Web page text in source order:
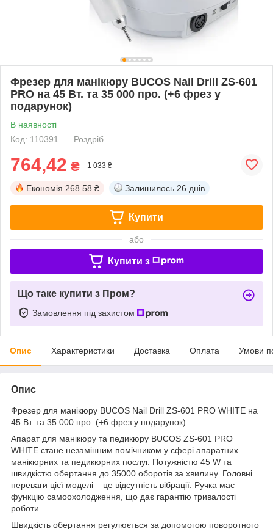
Фрезер для манікюру BUCOS Nail Drill ZS-601
PRO на 45 Вт. та 35 000 про. (+6 фрез у
подарунок)
В наявності
Код: 110391
Роздріб
764,42 ₴ 1 033 ₴
Економія 268.58 ₴ Залишилось 26 днів
Купити
або
Купити з
Що таке купити з Пром?
Замовлення під захистом
Опис Характеристики Доставка Оплата Умови
Опис
Фрезер для манікюру BUCOS Nail Drill ZS-601 PRO WHITE на
45 Вт. та 35 000 про. (+6 фрез у подарунок)
Апарат для манікюру та педикюру BUCOS ZS-601 PRO
WHITE стане незамінним помічником у сфері апаратних
манікюрних та педикюрних послуг. Потужністю 45 W та
швидкістю обертання до 35000 оборотів за хвилину. Головні
переваги цієї моделі – це відсутність вібрації. Ручка має
функцію самоохолодження, що дає гарантію тривалості
роботи.
Швидкість обертання регулюється за допомогою поворотного